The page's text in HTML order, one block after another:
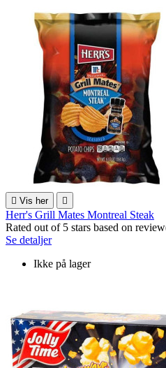
 Vis her 
Herr's Grill Mates Montreal Steak
Rated out of 5 stars based on
Se detaljer
Ikke på lager